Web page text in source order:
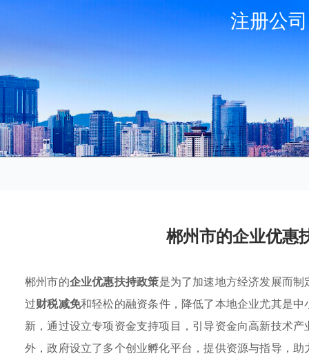
注册公
郴州市的企业优惠
郴州市的企业优惠扶持政策是为了加速地方经济发展而
过财税减免和轻松的融资条件，降低了本地企业尤其是
新，通过设立专项资金支持项目，引导资金向高新技术
外，政府设立了多个创业孵化平台，提供资源与指导，